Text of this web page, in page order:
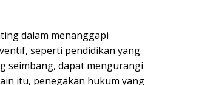
dalam menanggapi
seperti pendidikan yang
seimbang, dapat mengurangi
itu, penegakan hukum yang